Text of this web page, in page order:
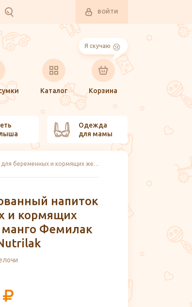
ВОЙТИ
Каталог
Я скучаю
Корзина
Одежда
для мамы
Сухой специализированный напиток для беременных и кормящих женщин со вкусом манго Фемилак NutriMa, Nutrilak
напиток
и кормящих
Фемилак